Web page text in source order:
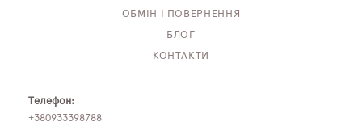
ОБМІН І ПОВЕРНЕННЯ
БЛОГ
КОНТАКТИ
Телефон:
+380933398788